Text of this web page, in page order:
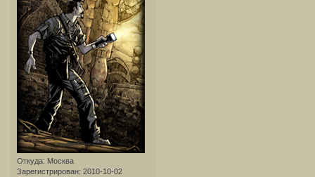
Откуда: Москва
Зарегистрирован: 2010-10-02